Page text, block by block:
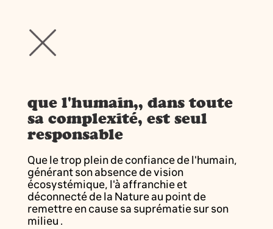
que l'humain,, dans toute
sa complexité, est seul
responsable
Que le trop plein de confiance de l'humain,
générant son absence de vision
écosystémique, l'à affranchie et
déconnecté de la Nature au point de
remettre en cause sa suprématie sur son
milieu .